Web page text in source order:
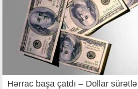
Hərrac başa çatdı – Dollar sürətlə